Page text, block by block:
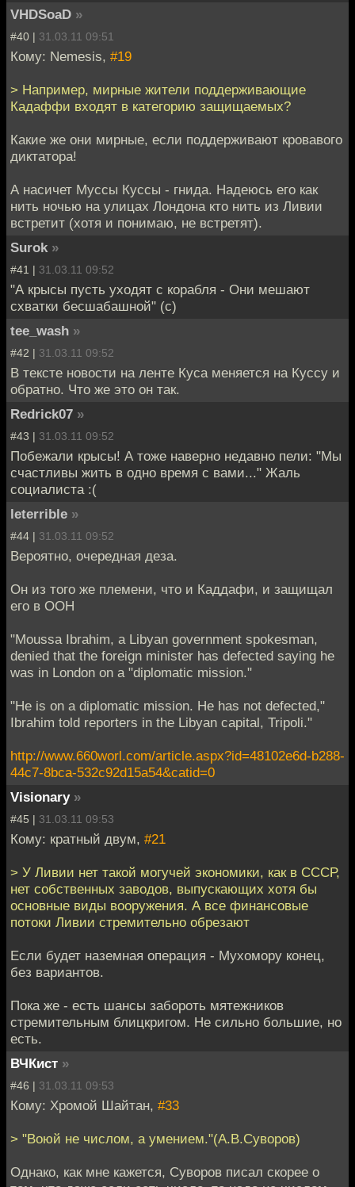
VHDSoaD »
#40 | 31.03.11 09:51
Кому: Nemesis, #19
> Например, мирные жители поддерживающие
Кадаффи входят в категорию защищаемых?
Какие же они мирные, если поддерживают кровавого
диктатора!
А насичет Муссы Куссы - гнида. Надеюсь его как
нить ночью на улицах Лондона кто нить из Ливии
встретит (хотя и понимаю, не встретят).
Surok »
#41 | 31.03.11 09:52
"А крысы пусть уходят с корабля - Они мешают
схватки бесшабашной" (с)
tee_wash »
#42 | 31.03.11 09:52
В тексте новости на ленте Куса меняется на Куссу и
обратно. Что же это он так.
Redrick07 »
#43 | 31.03.11 09:52
Побежали крысы! А тоже наверно недавно пели: "Мы
счастливы жить в одно время с вами..." Жаль
социалиста :(
leterrible »
#44 | 31.03.11 09:52
Вероятно, очередная деза.
Он из того же племени, что и Каддафи, и защищал
его в ООН
"Moussa Ibrahim, a Libyan government spokesman,
denied that the foreign minister has defected saying he
was in London on a "diplomatic mission."
"He is on a diplomatic mission. He has not defected,"
Ibrahim told reporters in the Libyan capital, Tripoli."
http://www.660worl.com/article.aspx?id=48102e6d-b288-
44c7-8bca-532c92d15a54&catid=0
Visionary »
#45 | 31.03.11 09:53
Кому: кратный двум, #21
> У Ливии нет такой могучей экономики, как в СССР,
нет собственных заводов, выпускающих хотя бы
основные виды вооружения. А все финансовые
потоки Ливии стремительно обрезают
Если будет наземная операция - Мухомору конец,
без вариантов.
Пока же - есть шансы забороть мятежников
стремительным блицкригом. Не сильно большие, но
есть.
ВЧКист »
#46 | 31.03.11 09:53
Кому: Хромой Шайтан, #33
> "Воюй не числом, а умением."(А.В.Суворов)
Однако, как мне кажется, Суворов писал скорее о